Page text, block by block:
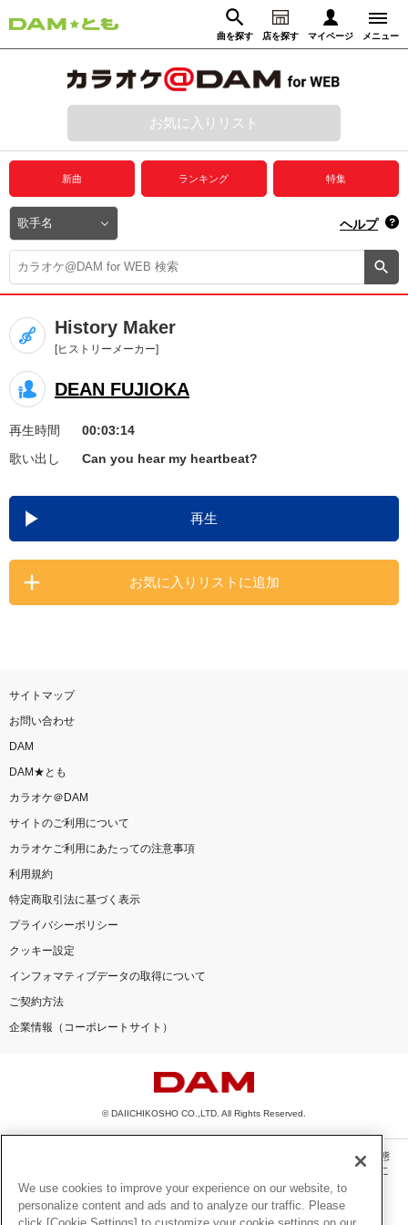
曲を探す 店を探す マイページ メニュー
動画からさがす 録音からさがす
ログイン
プレミアムサービス
DAM★とも動画
DAM★とも録音
カラオケ＠DAM
ユーザー検索
キャンペーン
お知らせ よくあるご質問
DAMの新曲・ランキングなど
カラオケ最新情報をチェック！
お気に入りリスト
新曲 ランキング 特集
ヘルプ
History Maker
[ヒストリーメーカー]
DEAN FUJIOKA
再生時間
00:03:14
歌い出し
Can you hear my heartbeat?
再生
お気に入りリストに追加
サイトマップ
お問い合わせ
DAM
DAM★とも
カラオケ＠DAM
サイトのご利用について
カラオケご利用にあたっての注意事項
利用規約
特定商取引法に基づく表示
プライバシーポリシー
クッキー設定
インフォマティブデータの取得について
ご契約方法
企業情報（コーポレートサイト）
© DAIICHIKOSHO CO.,LTD. All Rights Reserved.
このサイトに掲載されている一切の文章・画像・写真・動画・音声等を、手段や形態
を問わず、著作権法の定める範囲を超えて無断で複製、転載、ファイル化などするこ
とを禁じます。
楽曲及びコンテンツは、機種によりご利用いただけない場合があります。
We use cookies to improve your experience on our website, to
personalize content and ads and to analyze our traffic. Please